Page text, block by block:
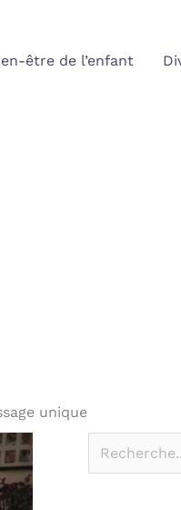
être de l’enfant
unique